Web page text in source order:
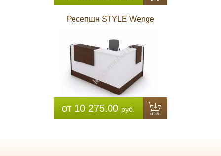
Ресепшн STYLE Wenge
от 10 275.00 руб.